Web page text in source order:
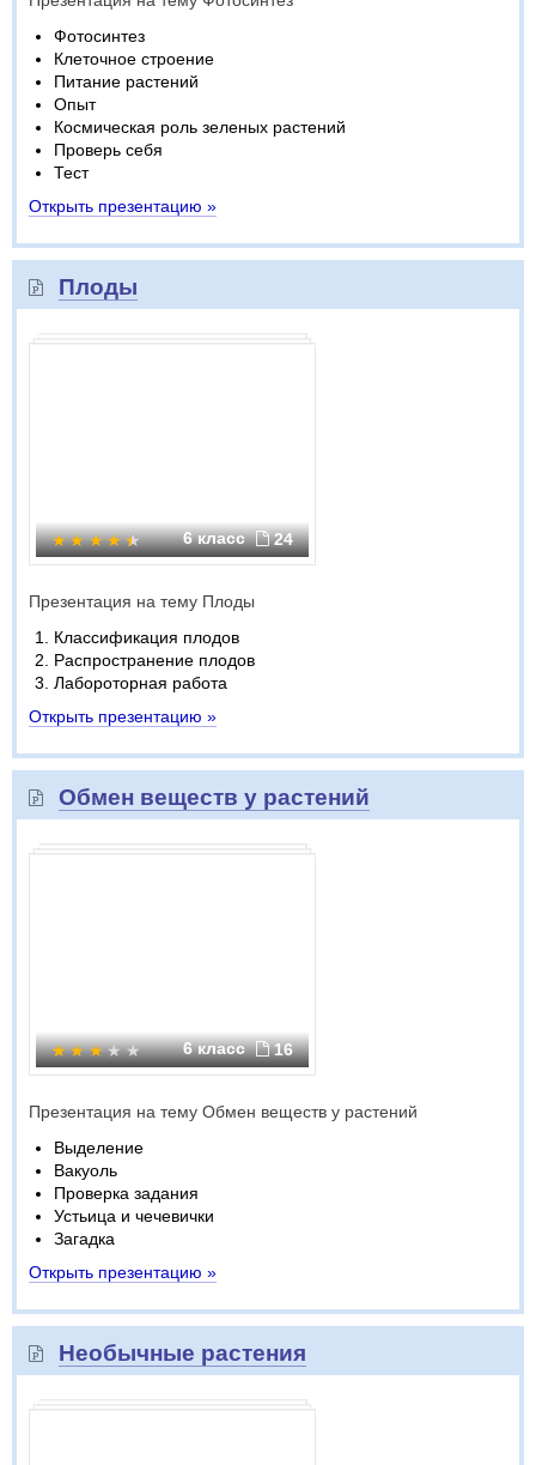
Фотосинтез
Клеточное строение
Питание растений
Опыт
Космическая роль зеленых растений
Проверь себя
Тест
Открыть презентацию »
Плоды
6 класс 24
Презентация на тему Плоды
Классификация плодов
Распространение плодов
Лабороторная работа
Открыть презентацию »
Обмен веществ у растений
6 класс 16
Презентация на тему Обмен веществ у растений
Выделение
Вакуоль
Проверка задания
Устьица и чечевички
Загадка
Открыть презентацию »
Необычные растения